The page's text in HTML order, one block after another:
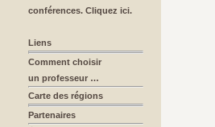
conférences. Cliquez ici.
Liens
Comment choisir
un professeur …
Carte des régions
Partenaires